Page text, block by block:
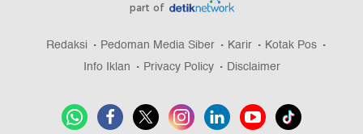
part of
Redaksi Pedoman Media Siber Karir
Kotak Pos
Info Iklan
Privacy Policy Disclaimer